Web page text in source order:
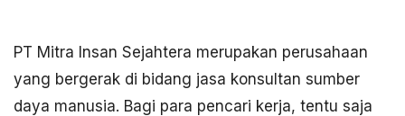
PT Mitra Insan Sejahtera merupakan perusahaan
yang bergerak di bidang jasa konsultan sumber
daya manusia. Bagi para pencari kerja, tentu saja